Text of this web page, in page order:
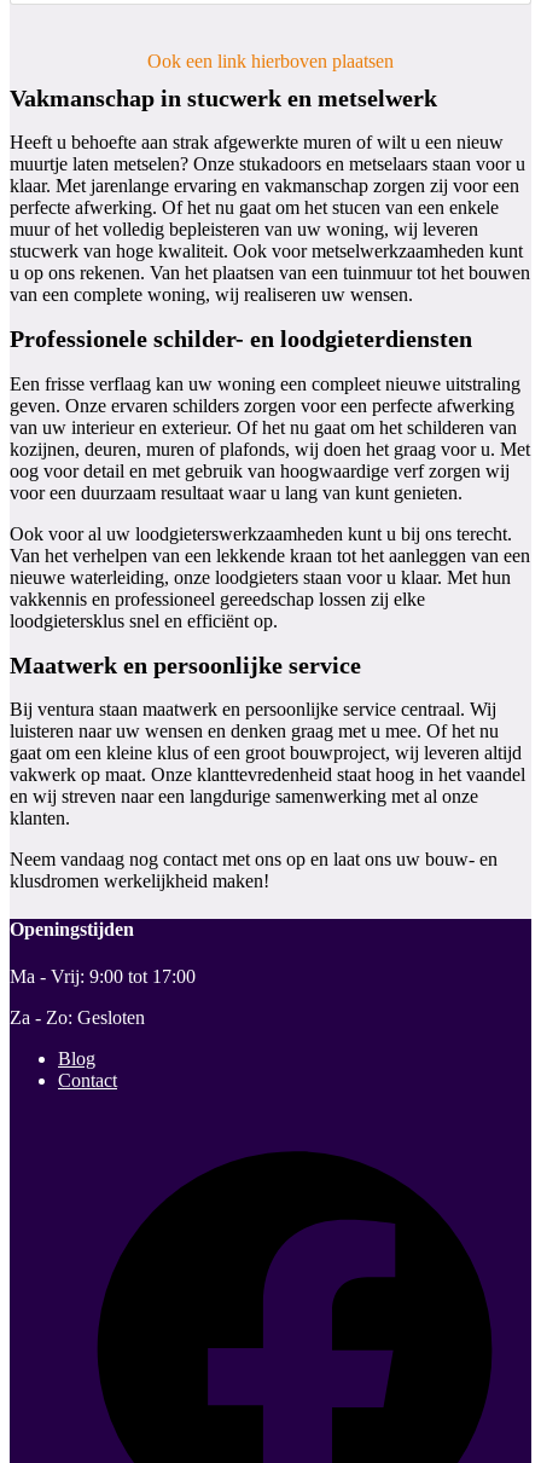
Ook een link hierboven plaatsen
Vakmanschap in stucwerk en metselwerk
Heeft u behoefte aan strak afgewerkte muren of wilt u een nieuw
muurtje laten metselen? Onze stukadoors en metselaars staan voor u
klaar. Met jarenlange ervaring en vakmanschap zorgen zij voor een
perfecte afwerking. Of het nu gaat om het stucen van een enkele
muur of het volledig bepleisteren van uw woning, wij leveren
stucwerk van hoge kwaliteit. Ook voor metselwerkzaamheden kunt
u op ons rekenen. Van het plaatsen van een tuinmuur tot het bouwen
van een complete woning, wij realiseren uw wensen.
Professionele schilder- en loodgieterdiensten
Een frisse verflaag kan uw woning een compleet nieuwe uitstraling
geven. Onze ervaren schilders zorgen voor een perfecte afwerking
van uw interieur en exterieur. Of het nu gaat om het schilderen van
kozijnen, deuren, muren of plafonds, wij doen het graag voor u. Met
oog voor detail en met gebruik van hoogwaardige verf zorgen wij
voor een duurzaam resultaat waar u lang van kunt genieten.
Ook voor al uw loodgieterswerkzaamheden kunt u bij ons terecht.
Van het verhelpen van een lekkende kraan tot het aanleggen van een
nieuwe waterleiding, onze loodgieters staan voor u klaar. Met hun
vakkennis en professioneel gereedschap lossen zij elke
loodgietersklus snel en efficiënt op.
Maatwerk en persoonlijke service
Bij ventura staan maatwerk en persoonlijke service centraal. Wij
luisteren naar uw wensen en denken graag met u mee. Of het nu
gaat om een kleine klus of een groot bouwproject, wij leveren altijd
vakwerk op maat. Onze klanttevredenheid staat hoog in het vaandel
en wij streven naar een langdurige samenwerking met al onze
klanten.
Neem vandaag nog contact met ons op en laat ons uw bouw- en
klusdromen werkelijkheid maken!
Openingstijden
Ma - Vrij: 9:00 tot 17:00
Za - Zo: Gesloten
Blog
Contact